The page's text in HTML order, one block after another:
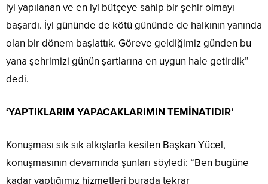
iyi yapılanan ve en iyi bütçeye sahip bir şehir olmayı
başardı. İyi gününde de kötü gününde de halkının yanında
olan bir dönem başlattık. Göreve geldiğimiz günden bu
yana şehrimizi günün şartlarına en uygun hale getirdik”
dedi.
‘YAPTIKLARIM YAPACAKLARIMIN TEMİNATIDIR’
Konuşması sık sık alkışlarla kesilen Başkan Yücel,
konuşmasının devamında şunları söyledi: “Ben bugüne
kadar yaptığımız hizmetleri burada tekrar